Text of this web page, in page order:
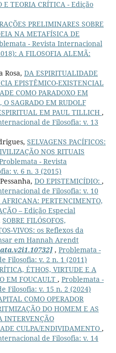
TEORIA CRÍTICA - Edição
PRELIMINARES SOBRE
NA METAFÍSICA DE
- Revista Internacional
A FILOSOFIA ALEMÃ:
Rosa, DA ESPIRITUALIDADE
EPISTÊMICO-EXISTENCIAL
COMO PARADOXO EM
O SAGRADO EM RUDOLF
EM PAUL TILLICH ,
de Filosofia: v. 13
SELVAGENS PACÍFICOS:
NOS RITUAIS
- Revista
v. 6 n. 3 (2015)
DO EPISTEMICÍDIO: ,
de Filosofia: v. 10
PERTENCIMENTO,
– Edição Especial
SOBRE FILÓSOFOS,
VIVOS: os Reflexos da
em Hannah Arendt
, Problemata -
Filosofia: v. 2 n. 1 (2011)
ÉTHOS, VIRTUDE E A
EM FOUCAULT , Problemata -
Filosofia: v. 15 n. 2 (2024)
COMO OPERADOR
DO HOMEM E AS
INTERVENÇÃO
CULPA/ENDIVIDAMENTO ,
de Filosofia: v. 14